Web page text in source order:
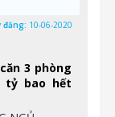
3 phòng
tỷ bao hết
đăng: 10-06-2020